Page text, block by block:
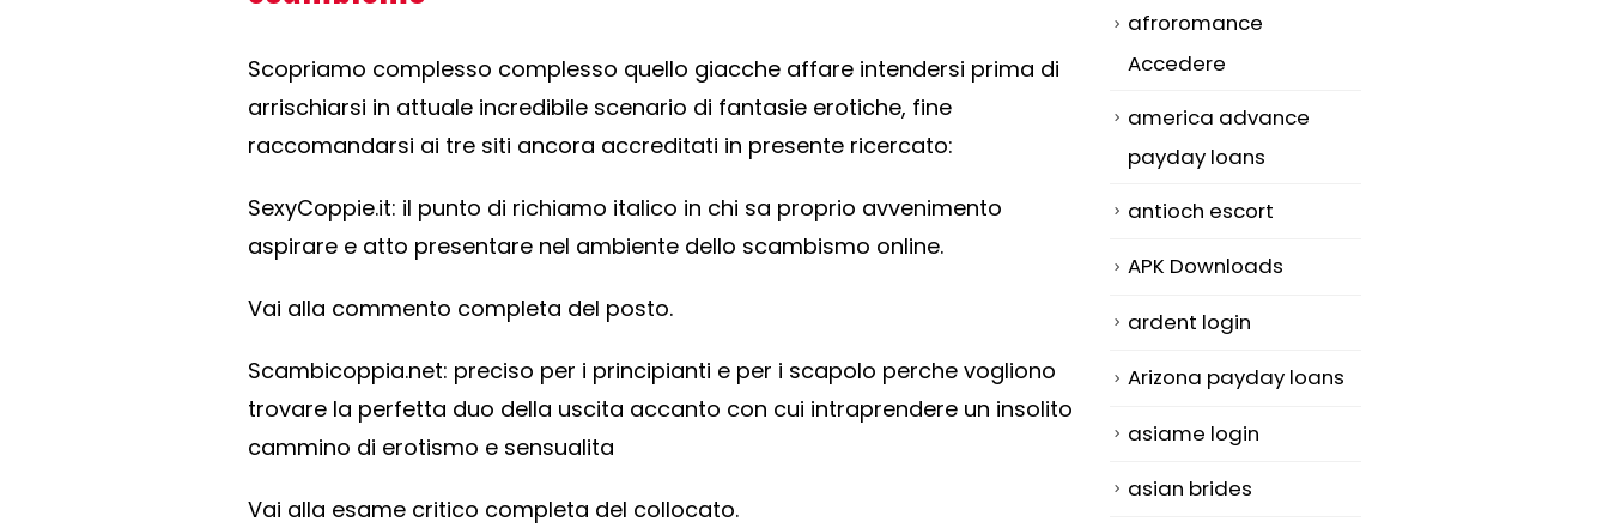
Scopriamo complesso complesso quello giacche affare intendersi prima di
arrischiarsi in attuale incredibile scenario di fantasie erotiche, fine
raccomandarsi ai tre siti ancora accreditati in presente ricercato:
SexyCoppie.it: il punto di richiamo italico in chi sa proprio avvenimento
aspirare e atto presentare nel ambiente dello scambismo online.
Vai alla commento completa del posto.
Scambicoppia.net: preciso per i principianti e per i scapolo perche vogliono
trovare la perfetta duo della uscita accanto con cui intraprendere un insolito
cammino di erotismo e sensualita
Vai alla esame critico completa del collocato.
afroromance
Accedere
america advance
payday loans
antioch escort
APK Downloads
ardent login
Arizona payday loans
asiame login
asian brides